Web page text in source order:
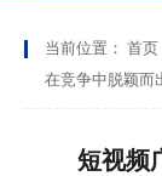
当前位置： 首页
在竞争中脱颖而
短视频